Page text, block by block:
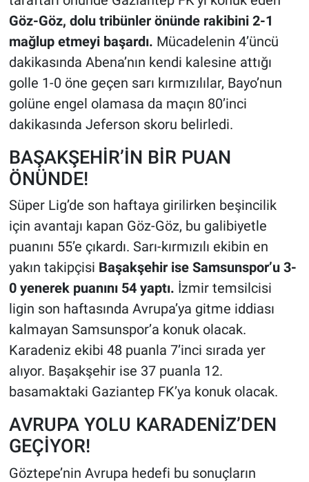
Göz-Göz, dolu tribünler önünde rakibini 2-1
mağlup etmeyi başardı. Mücadelenin 4’üncü
dakikasında Abena’nın kendi kalesine attığı
golle 1-0 öne geçen sarı kırmızılılar, Bayo’nun
golüne engel olamasa da maçın 80’inci
dakikasında Jeferson skoru belirledi.
BAŞAKŞEHİR’İN BİR PUAN
ÖNÜNDE!
Süper Lig’de son haftaya girilirken beşincilik
için avantajı kapan Göz-Göz, bu galibiyetle
puanını 55’e çıkardı. Sarı-kırmızılı ekibin en
yakın takipçisi Başakşehir ise Samsunspor’u 3-
0 yenerek puanını 54 yaptı. İzmir temsilcisi
ligin son haftasında Avrupa’ya gitme iddiası
kalmayan Samsunspor’a konuk olacak.
Karadeniz ekibi 48 puanla 7’inci sırada yer
alıyor. Başakşehir ise 37 puanla 12.
basamaktaki Gaziantep FK’ya konuk olacak.
AVRUPA YOLU KARADENİZ’DEN
GEÇİYOR!
Göztepe’nin Avrupa hedefi bu sonuçların